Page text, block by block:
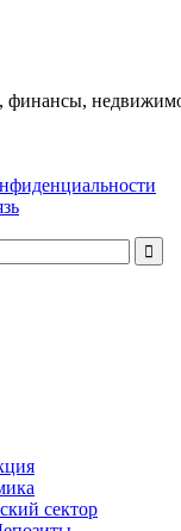
финансы,
сектор